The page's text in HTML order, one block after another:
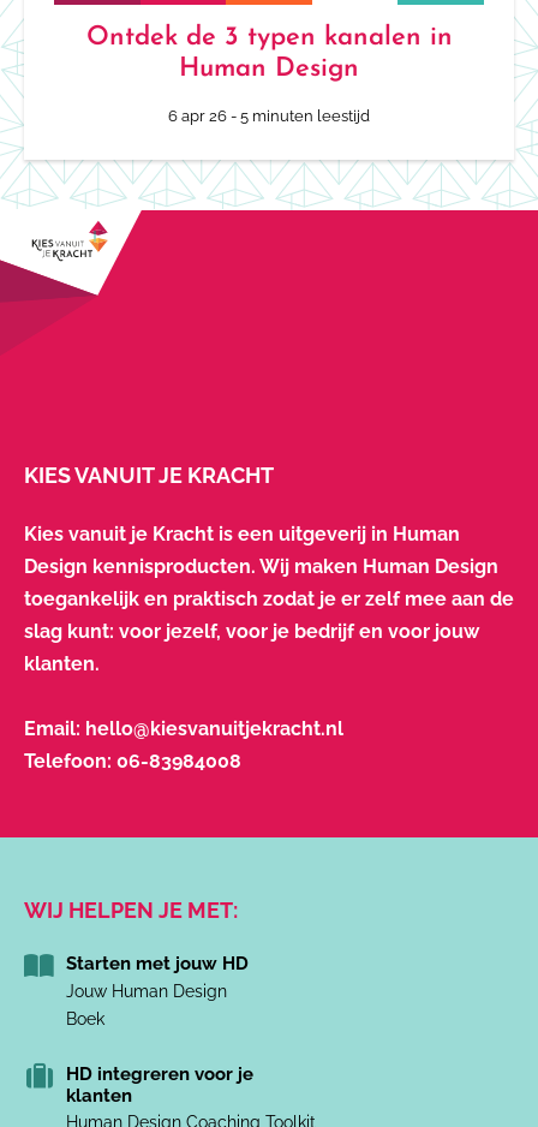
Ontdek de 3 typen kanalen in
Human Design
6 apr 26 - 5 minuten leestijd
KIES VANUIT JE KRACHT
Kies vanuit je Kracht is een uitgeverij in Human
Design kennisproducten. Wij maken Human Design
toegankelijk en praktisch zodat je er zelf mee aan de
slag kunt: voor jezelf, voor je bedrijf en voor jouw
klanten.
Email: hello@kiesvanuitjekracht.nl
Telefoon: 06-83984008
WIJ HELPEN JE MET:
Starten met jouw HD
Jouw Human Design
Boek
HD integreren voor je
klanten
Human Design Coaching Toolkit